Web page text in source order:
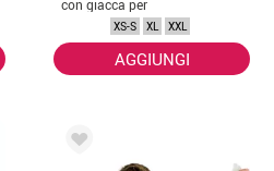
con giacca per
donna XS-S XL XXL
AGGIUNGI